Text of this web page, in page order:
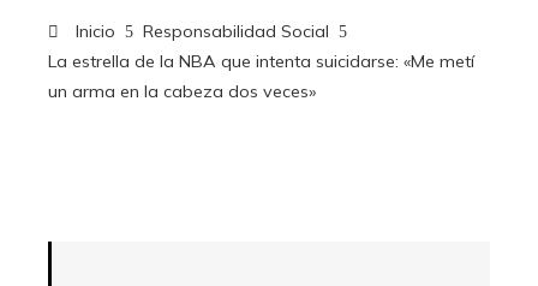
Inicio
Responsabilidad Social
La estrella de la NBA que intenta suicidarse: «Me metí
un arma en la cabeza dos veces»